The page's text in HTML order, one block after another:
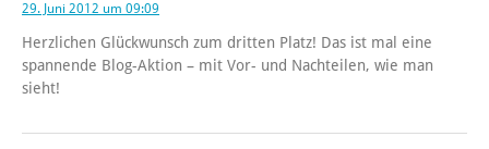
29. Juni 2012 um 09:09
Herzlichen Glückwunsch zum dritten Platz! Das ist mal eine
spannende Blog-Aktion – mit Vor- und Nachteilen, wie man
sieht!